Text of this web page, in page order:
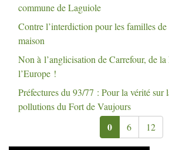
commune de Laguiole
Contre l’interdiction pour les familles de
maison
Non à l’anglicisation de Carrefour, de la
l’Europe !
Préfectures du 93/77 : Pour la vérité sur
pollutions du Fort de Vaujours
0 6 12